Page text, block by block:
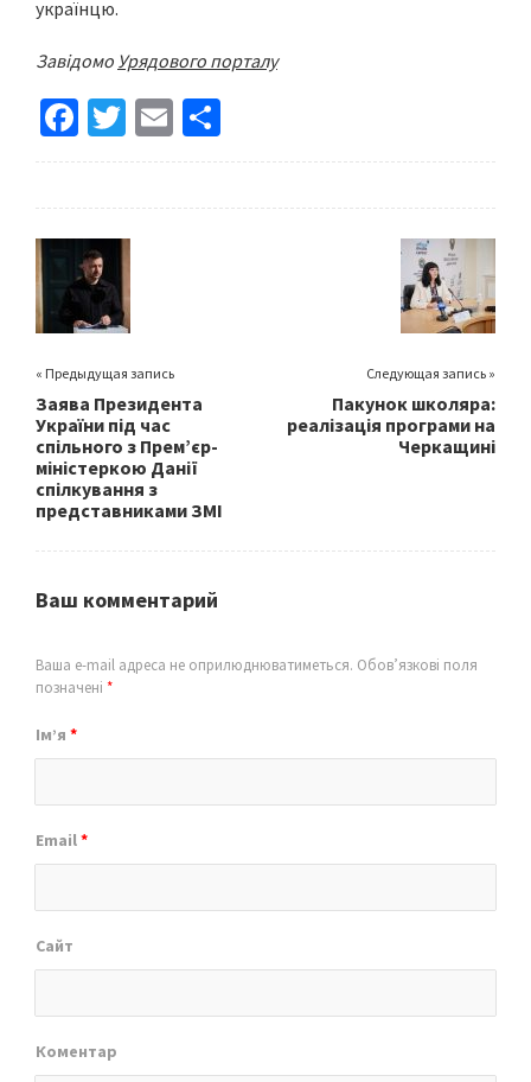
українцю.
Завідомо Урядового порталу
Fa
ce
o
o
k
T
wi
er
E
m h
« Предыдущая запись
Заява Президента
України під час
спільного з Премʼєр-
міністеркою Данії
спілкування з
представниками ЗМІ
Следующая запись »
Пакунок школяра:
реалізація програми на
Черкащині
Ваш комментарий
Ваша e-mail адреса не оприлюднюватиметься. Обов’язкові поля
позначені *
Ім’я *
Email*
Сайт
Коментар